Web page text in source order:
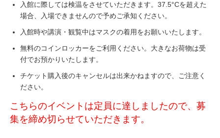
入館に際しては検温をさせていただきます。37.5°Cを超えた
場合、入場できませんので予めご承知ください。
入館時や講演・観覧中はマスクの着用をお願いいたします。
無料のコインロッカーをご利用ください。大きなお荷物は受
付でお預かりいたします。
チケット購入後のキャンセルは出来かねますので、ご注意く
ださい。
こちらのイベントは定員に達しましたので、募
集を締め切らせていただきます。